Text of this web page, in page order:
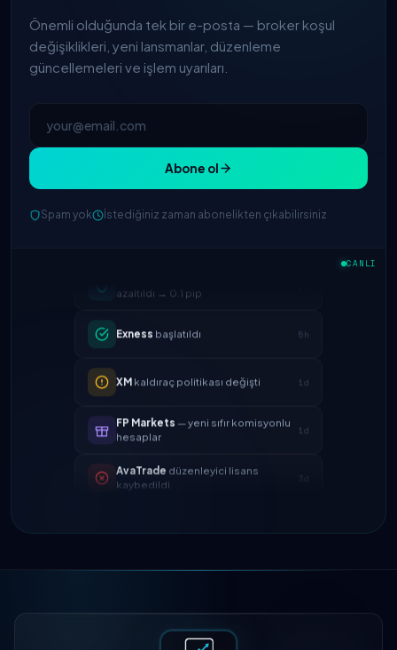
Önemli olduğunda tek bir e-posta — broker koşul
değişiklikleri, yeni lansmanlar, düzenleme
güncellemeleri ve işlem uyarıları.
Abone ol
Spam yok İstediğiniz zaman abonelikten çıkabilirsiniz
CANLI
Exnessbaşlatıldı
FP Markets — yeni sıfır komisyonlu
AvaTrade
Tickmillpara çekme hızı artık 24
IC MarketsEUR/USD spreadi
kaldıraç politikası değişti